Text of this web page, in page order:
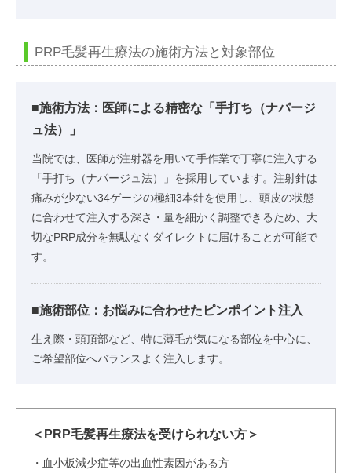
PRP毛髪再生療法の施術方法と対象部位
■施術方法：医師による精密な「手打ち（ナパージ
ュ法）」
当院では、医師が注射器を用いて手作業で丁寧に注入する
「手打ち（ナパージュ法）」を採用しています。注射針は
痛みが少ない34ゲージの極細3本針を使用し、頭皮の状態
に合わせて注入する深さ・量を細かく調整できるため、大
切なPRP成分を無駄なくダイレクトに届けることが可能で
す。
■施術部位：お悩みに合わせたピンポイント注入
生え際・頭頂部など、特に薄毛が気になる部位を中心に、
ご希望部位へバランスよく注入します。
＜PRP毛髪再生療法を受けられない方＞
・血小板減少症等の出血性素因がある方